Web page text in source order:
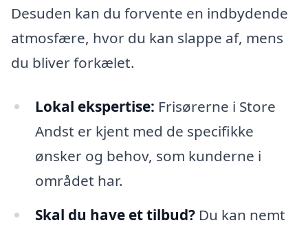
Desuden kan du forvente en indbydende
atmosfære, hvor du kan slappe af, mens
du bliver forkælet.
Lokal ekspertise: Frisørerne i Store
Andst er kjent med de specifikke
ønsker og behov, som kunderne i
området har.
Skal du have et tilbud?Du kan nemt